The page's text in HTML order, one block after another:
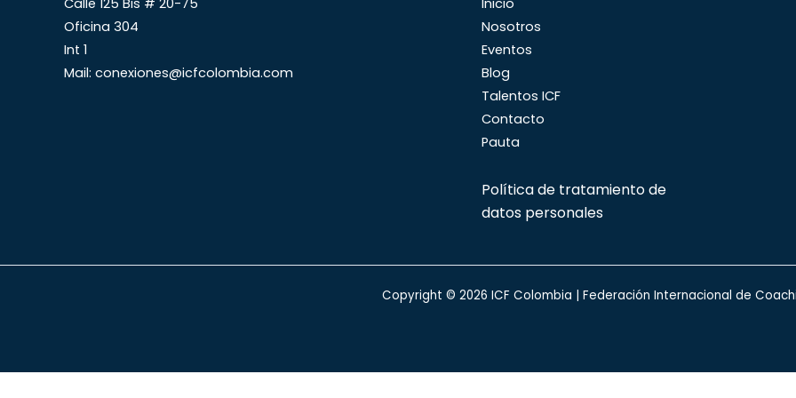
Calle 125 Bis # 20-75
Oficina 304
Int 1
Mail: conexiones@icfcolombia.com
Inicio
Nosotros
Eventos
Blog
Talentos ICF
Contacto
Pauta
Política de tratamiento de
datos personales
Copyright © 2026 ICF Colombia | Federación Internacional de